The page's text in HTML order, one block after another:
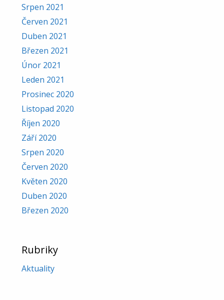
Srpen 2021
Červen 2021
Duben 2021
Březen 2021
Únor 2021
Leden 2021
Prosinec 2020
Listopad 2020
Říjen 2020
Září 2020
Srpen 2020
Červen 2020
Květen 2020
Duben 2020
Březen 2020
Rubriky
Aktuality